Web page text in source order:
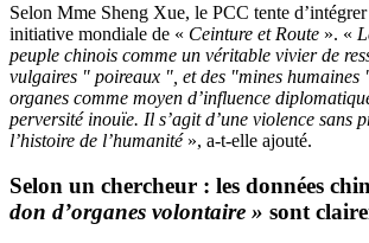
Selon Mme Sheng Xue, le PCC tente d’intégrer
initiative mondiale de « Ceinture et Route ». «
peuple chinois comme un véritable vivier de
vulgaires " poireaux ", et des "mines
organes comme moyen d’influence
perversité inouïe. Il s’agit d’une violence sans
l’histoire de l’humanité», a-t-elle ajouté.
Selon un chercheur : les données
don d’organes volontaire » sont